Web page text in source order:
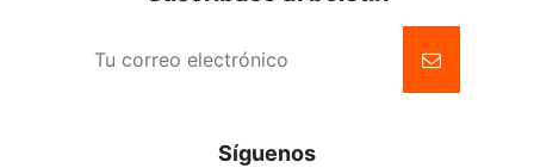
Síguenos